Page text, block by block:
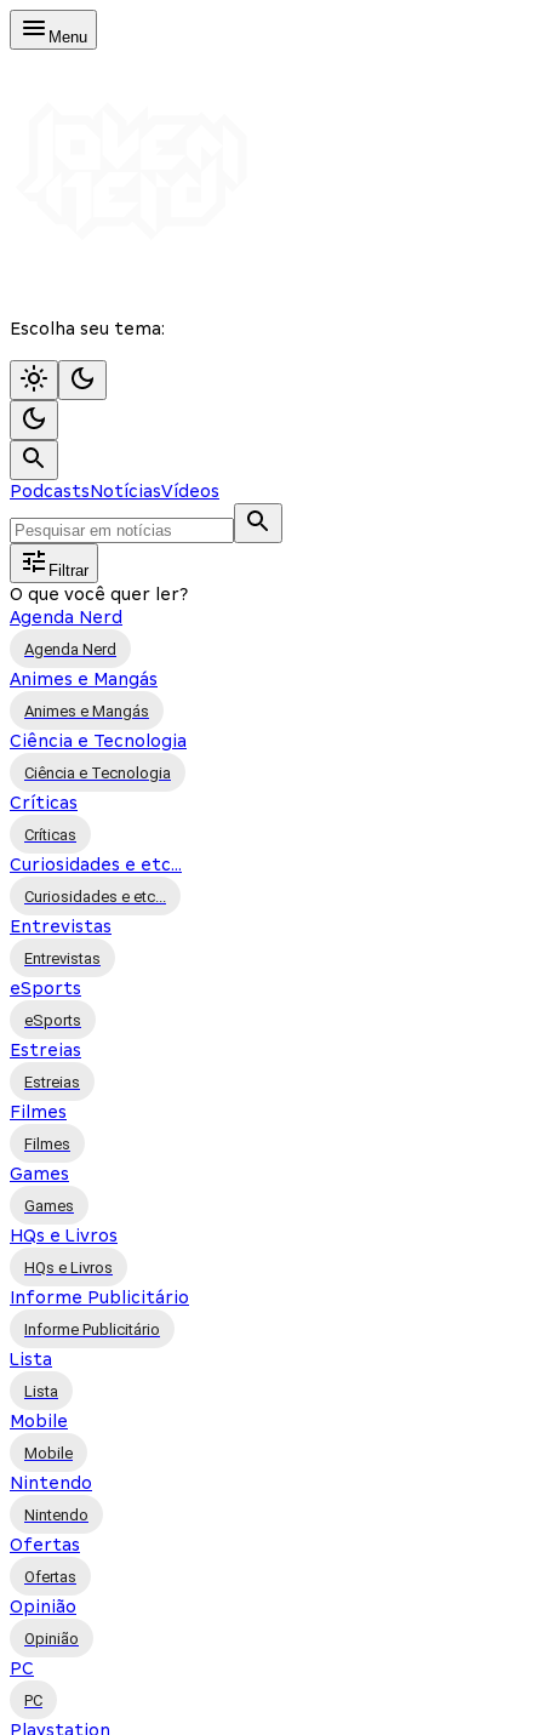
Menu
Escolha seu tema:
PodcastsNotíciasVídeos
Filtrar
O que você quer ler?
Agenda Nerd
Agenda Nerd
Animes e Mangás
Animes e Mangás
Ciência e Tecnologia
Ciência e Tecnologia
Críticas
Críticas
Curiosidades e etc...
Curiosidades e etc...
Entrevistas
Entrevistas
eSports
eSports
Estreias
Estreias
Filmes
Filmes
Games
Games
HQs e Livros
HQs e Livros
Informe Publicitário
Informe Publicitário
Lista
Lista
Mobile
Mobile
Nintendo
Nintendo
Ofertas
Ofertas
Opinião
Opinião
PC
PC
Playstation